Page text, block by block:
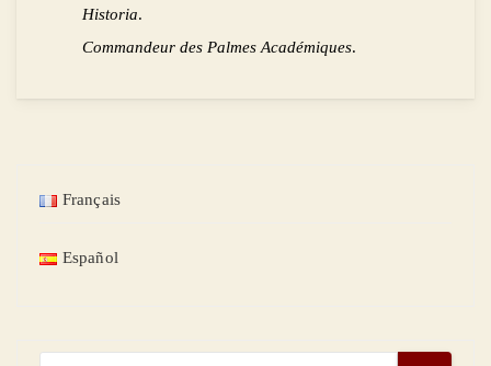
Historia.
Commandeur des Palmes Académiques.
Français
Español